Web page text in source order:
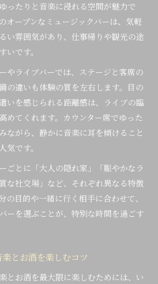
ったりと音楽に浸れる空間が魅力で
オープンなミュージックバーは、気軽
い雰囲気があり、仕事帰りや観光の途
いです。
やライブバーでは、ステージと客席の
の違いも体験の質を左右します。目の
いを感じられる距離感は、ライブの臨
めてくれます。カウンター席でゆった
ながら、静かに音楽に耳を傾けること
気です。
ごとに「大人の隠れ家」「賑やかなラ
な社交場」など、それぞれ異なる特徴
の目的や一緒に行く相手に合わせて、
ーを選ぶことが、特別な時間を過ごす
とお酒を楽しむコツ
とお酒を最大限に楽しむためには、い